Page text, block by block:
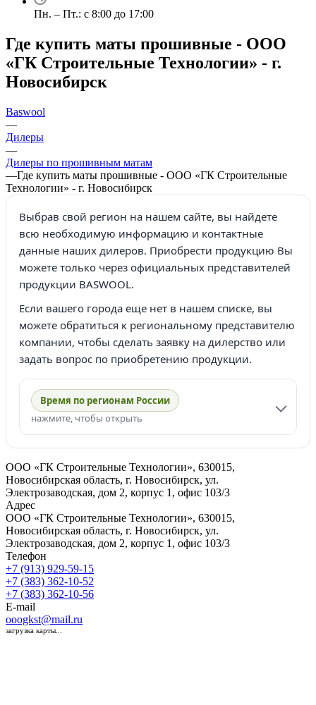
Пн. – Пт.: с 8:00 до 17:00
Где купить маты прошивные - ООО
«ГК Строительные Технологии» - г.
Новосибирск
Baswool
—
Дилеры
—
Дилеры по прошивным матам
—Где купить маты прошивные - ООО «ГК Строительные
Технологии» - г. Новосибирск
Выбрав свой регион на нашем сайте, вы найдете
всю необходимую информацию и контактные
данные наших дилеров. Приобрести продукцию Вы
можете только через официальных представителей
продукции BASWOOL.
Если вашего города еще нет в нашем списке, вы
можете обратиться к региональному представителю
компании, чтобы сделать заявку на дилерство или
задать вопрос по приобретению продукции.
Время по регионам России
нажмите, чтобы открыть
ООО «ГК Строительные Технологии», 630015,
Новосибирская область, г. Новосибирск, ул.
Электрозаводская, дом 2, корпус 1, офис 103/3
Адрес
ООО «ГК Строительные Технологии», 630015,
Новосибирская область, г. Новосибирск, ул.
Электрозаводская, дом 2, корпус 1, офис 103/3
Телефон
+7 (913) 929-59-15
+7 (383) 362-10-52
+7 (383) 362-10-56
E-mail
ooogkst@mail.ru
загрузка карты...